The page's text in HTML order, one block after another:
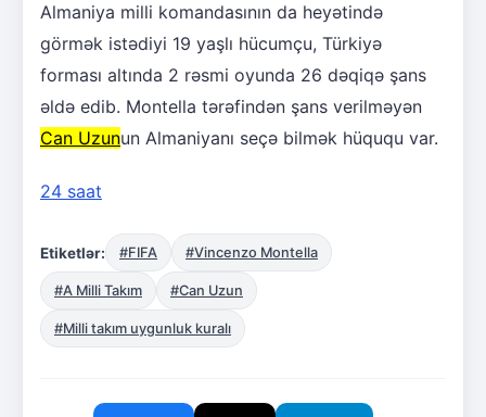
Almaniya milli komandasının da heyətində
görmək istədiyi 19 yaşlı hücumçu, Türkiyə
forması altında 2 rəsmi oyunda 26 dəqiqə şans
əldə edib. Montella tərəfindən şans verilməyən
Can Uzunun Almaniyanı seçə bilmək hüququ var.
24 saat
Etiketlər: #FIFA #Vincenzo Montella
#A Milli Takım #Can Uzun
#Milli takım uygunluk kuralı